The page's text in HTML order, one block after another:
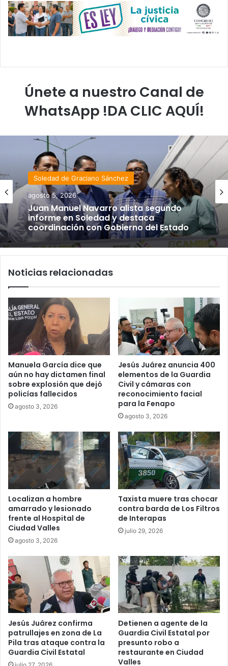
Únete a nuestro Canal de
WhatsApp !DA CLIC AQUÍ!
Soledad de Graciano Sánchez
agosto 5, 2026
Juan Manuel Navarro alista segundo
informe en Soledad y destaca
coordinación con Gobierno del Estado
Noticias relacionadas
Manuela García dice que
aún no hay dictamen final
sobre explosión que dejó
policías fallecidos
agosto 3, 2026
Jesús Juárez anuncia 400
elementos de la Guardia
Civil y cámaras con
reconocimiento facial
para la Fenapo
agosto 3, 2026
Localizan a hombre
amarrado y lesionado
frente al Hospital de
Ciudad Valles
agosto 3, 2026
Taxista muere tras chocar
contra barda de Los Filtros
de Interapas
julio 29, 2026
Jesús Juárez confirma
patrullajes en zona de La
Pila tras ataque contra la
Guardia Civil Estatal
Detienen a agente de la
Guardia Civil Estatal por
presunto robo a
restaurante en Ciudad
Valles